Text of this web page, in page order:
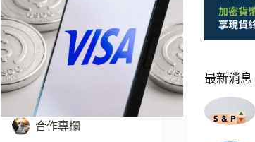
合作專欄
最新消息